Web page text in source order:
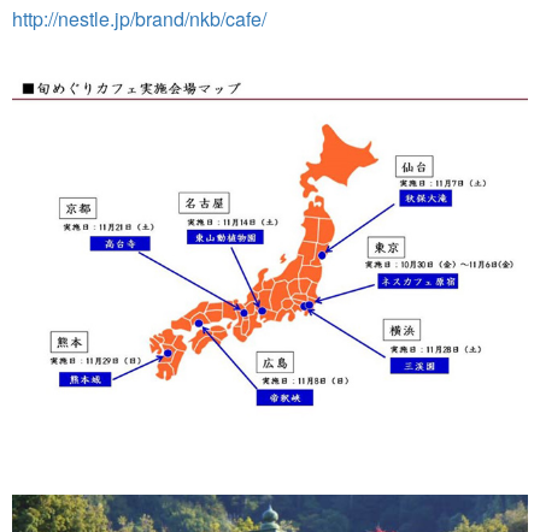
http://nestle.jp/brand/nkb/cafe/